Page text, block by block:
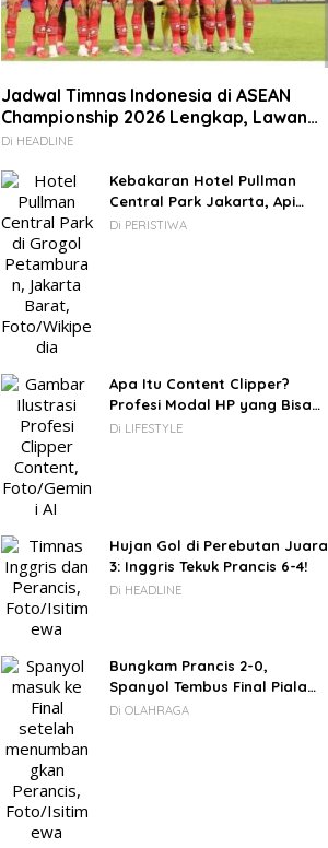
80% CIO Asia Pasifik
Beralih ke Edge
demi GenAI
2027
Jadwal Timnas Indonesia di ASEAN
Championship 2026 Lengkap, Lawan
Kamboja hingga Vietnam
Di HEADLINE
Kebakaran Hotel Pullman
Central Park Jakarta, Api
Berawal dari Gedung Parkir
Di PERISTIWA
Apa Itu Content Clipper?
Profesi Modal HP yang Bisa
Menghasilkan Puluhan Juta
Di LIFESTYLE
Hujan Gol di Perebutan Juara
3: Inggris Tekuk Prancis 6-4!
Di HEADLINE
Bungkam Prancis 2-0,
Spanyol Tembus Final Piala
Dunia 2026
Di OLAHRAGA